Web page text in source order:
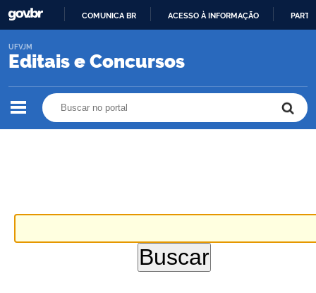
O
COMUNICA BR ACESSO À INFORMAÇÃO
Editais e Concursos
UFVJM